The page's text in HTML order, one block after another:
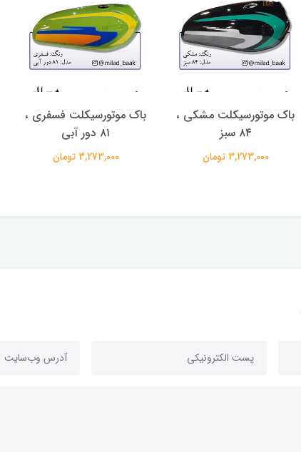
باک موتورسیکلت مشکی ،
۸۴ سبز
3,273,000 تومان
باک موتورسیکلت فسفری ،
۸۱ دور آبی
3,273,000 تومان